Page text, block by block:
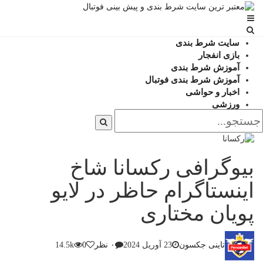
سایت شرط بندی
بازی انفجار
آموزش شرط بندی
آموزش شرط بندی فوتبال
اخبار و حواشی
ورزشی
بیوگرافی رکسانا شاخ
اینستاگرام حاظر در لایو
پویان مختاری
تاینی جکسون 23 آوریل 2024 ۰ نظر 0
14.5k